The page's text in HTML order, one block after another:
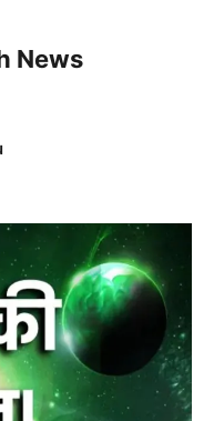
News